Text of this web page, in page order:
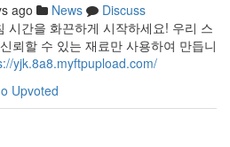
ago News
Discuss
시간을 화끈하게 시작하세요! 우리 스
뢰할 수 있는 재료만 사용하여 만듭니
yjk.8a8.myftpupload.com/
Upvoted